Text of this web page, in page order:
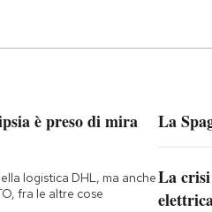
è preso di mira
logistica DHL, ma anche
fra le altre cose
La
La